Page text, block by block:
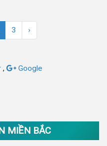
3 ›
, Google
MIỀN BẮC